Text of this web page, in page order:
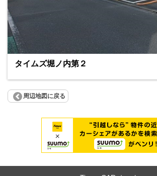
タイムズ堀ノ内第２
周辺地図に戻る